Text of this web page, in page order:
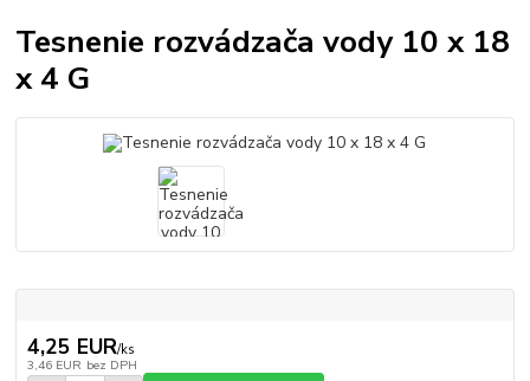
Tesnenie rozvádzača vody 10 x 18
x 4 G
4,25 EUR/ks
3,46 EUR bez DPH